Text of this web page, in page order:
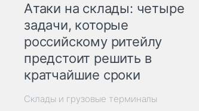
Атаки на склады: четыре
задачи, которые
российскому ритейлу
предстоит решить в
кратчайшие сроки
Склады и грузовые терминалы